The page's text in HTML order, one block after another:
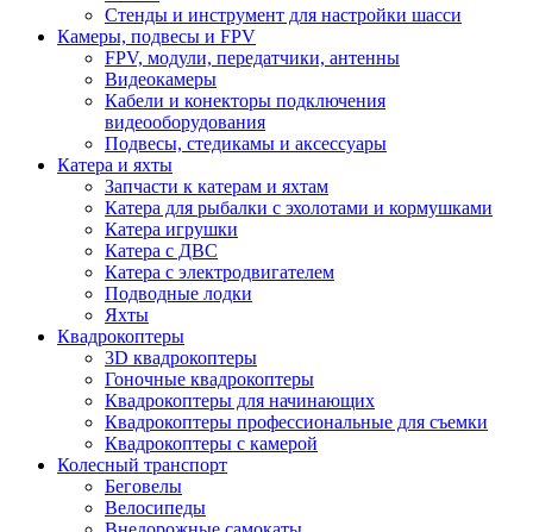
Стенды и инструмент для настройки шасси
Камеры, подвесы и FPV
FPV, модули, передатчики, антенны
Видеокамеры
Кабели и конекторы подключения
видеооборудования
Подвесы, стедикамы и аксессуары
Катера и яхты
Запчасти к катерам и яхтам
Катера для рыбалки с эхолотами и кормушками
Катера игрушки
Катера с ДВС
Катера с электродвигателем
Подводные лодки
Яхты
Квадрокоптеры
3D квадрокоптеры
Гоночные квадрокоптеры
Квадрокоптеры для начинающих
Квадрокоптеры профессиональные для съемки
Квадрокоптеры с камерой
Колесный транспорт
Беговелы
Велосипеды